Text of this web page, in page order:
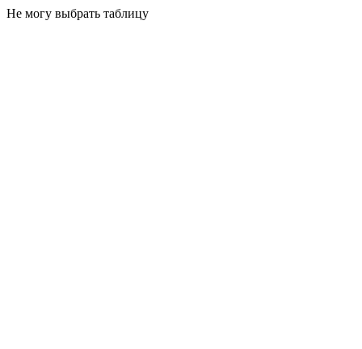
Не могу выбрать таблицу